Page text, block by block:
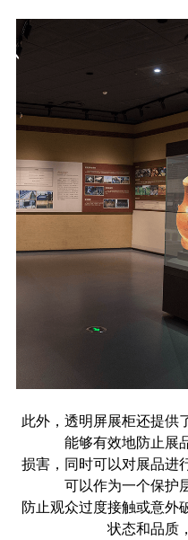
此外，透明屏展柜还提供
能够有效地防止展
损害，同时可以对展品进
可以作为一个保护
防止观众过度接触或意外
状态和品质